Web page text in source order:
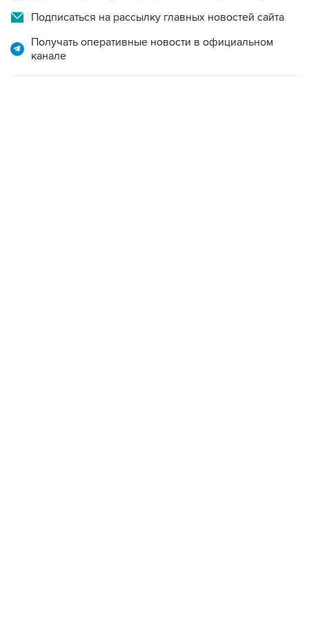
Подписаться на рассылку главных новостей сайта
Получать оперативные новости в официальном
канале